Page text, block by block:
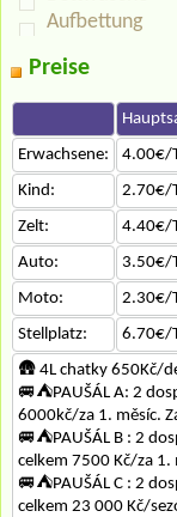
Aufbettung
Preise
Erwachsene:
4.00€/
Kind:
2.70€/
Zelt:
4.40€/
Auto:
3.50€/
Moto:
2.30€/
Stellplatz:
6.70€/
🛖 4L chatky 650Kč/
🚐⛺PAUŠÁL A: 2
6000kč/za 1. měsíc.
🚐⛺PAUŠÁL B : 2
celkem 7500 Kč/za 1.
🚐⛺PAUŠÁL C : 2
celkem 23 000 Kč/